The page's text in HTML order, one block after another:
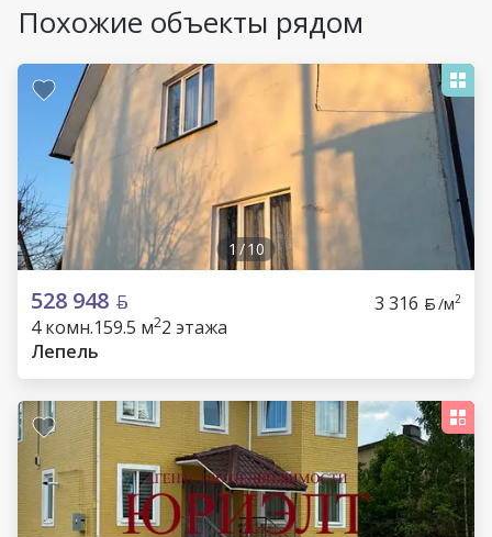
Похожие объекты рядом
1 /10
528 948 3 316 /м2
4 комн.159.5 м22 этажа
Лепель